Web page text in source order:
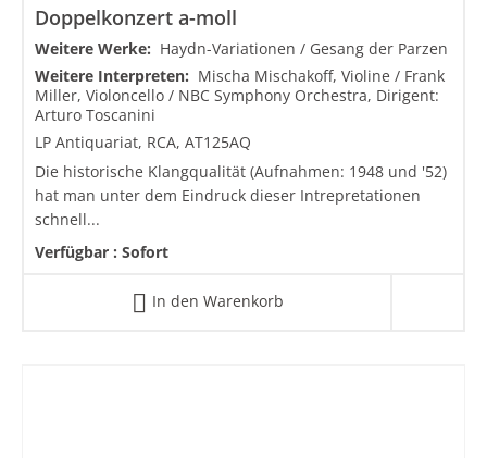
Doppelkonzert a-moll
Weitere Werke: Haydn-Variationen / Gesang der Parzen
Weitere Interpreten: Mischa Mischakoff, Violine / Frank
Miller, Violoncello / NBC Symphony Orchestra, Dirigent:
Arturo Toscanini
LP Antiquariat, RCA, AT125AQ
Die historische Klangqualität (Aufnahmen: 1948 und '52)
hat man unter dem Eindruck dieser Intrepretationen
schnell...
Verfügbar : Sofort
In den Warenkorb